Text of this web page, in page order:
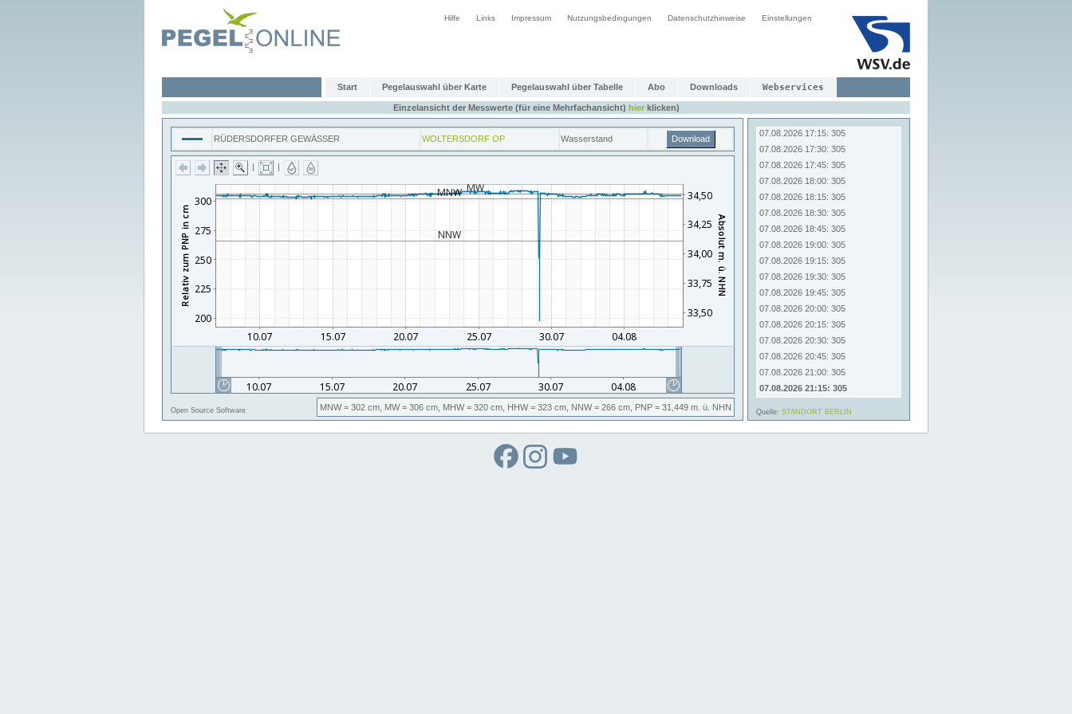
Hilfe Links Impressum Nutzungsbedingungen Datenschutzhinweise Einstellungen
Start Pegelauswahl über Karte Pegelauswahl über Tabelle Abo Downloads Webservices
Einzelansicht der Messwerte (für eine Mehrfachansicht) hierklicken)
RÜDERSDORFER GEWÄSSER WOLTERSDORF OP Wasserstand Download
| |
Open Source Software MNW= 302 cm, MW= 306 cm, MHW= 320 cm, HHW= 323 cm, NNW= 266 cm, PNP = 31,449 m. ü. NHN
07.08.2026 15:30: 305
07.08.2026 16:30: 305
07.08.2026 16:45: 305
07.08.2026 17:00: 305
07.08.2026 17:15: 305
07.08.2026 17:30: 305
07.08.2026 17:45: 305
07.08.2026 18:00: 305
07.08.2026 18:15: 305
07.08.2026 18:30: 305
07.08.2026 18:45: 305
07.08.2026 19:00: 305
07.08.2026 19:15: 305
07.08.2026 19:30: 305
07.08.2026 19:45: 305
07.08.2026 20:00: 305
07.08.2026 20:15: 305
07.08.2026 20:30: 305
07.08.2026 20:45: 305
07.08.2026 21:00: 305
07.08.2026 21:15: 305
Quelle: STANDORT BERLIN